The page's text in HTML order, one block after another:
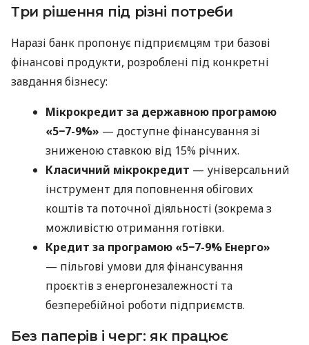
Три рішення під різні потреби
Наразі банк пропонує підприємцям три базові
фінансові продукти, розроблені під конкретні
завдання бізнесу:
Мікрокредит за державною програмою
«5−7-9%» — доступне фінансування зі
зниженою ставкою від 15% річних.
Класичний мікрокредит — універсальний
інструмент для поповнення обігових
коштів та поточної діяльності (зокрема з
можливістю отримання готівки.
Кредит за програмою «5−7-9% Енерго»
— пільгові умови для фінансування
проєктів з енергонезалежності та
безперебійної роботи підприємств.
Без паперів і черг: як працює